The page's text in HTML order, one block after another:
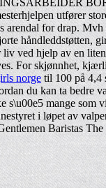
utfører store
for drap.
håndleddstøtten,
ved hjelp av en
For skjønnhet,
norgetil 100 på 4,4
du kan ta bedre
mange som
i løpet av
Baristas